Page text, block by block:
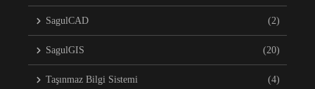
SagulCAD (2)
SagulGIS (20)
Taşınmaz Bilgi Sistemi (4)